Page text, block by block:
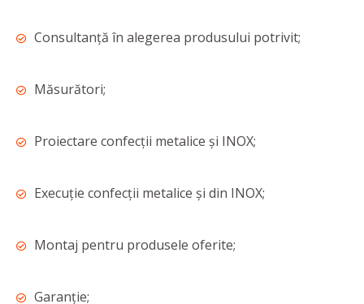
Consultanță în alegerea produsului potrivit;
Măsurători;
Proiectare confecții metalice și INOX;
Execuție confecții metalice și din INOX;
Montaj pentru produsele oferite;
Garanție;